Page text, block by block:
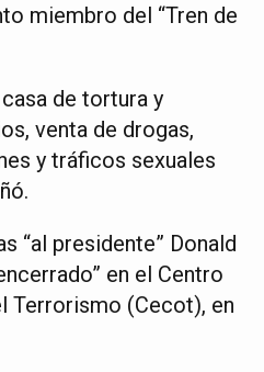
miembro del “Tren de
de tortura y
venta de drogas,
y tráficos sexuales
“al presidente” Donald
en el Centro
Terrorismo (Cecot), en